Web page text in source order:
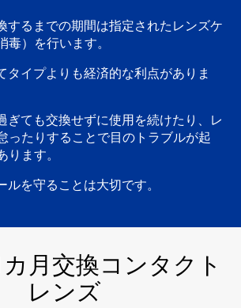
するまでの期間は指定されたレンズケ
毒）を行います。
タイプよりも経済的な利点がありま
ぎても交換せずに使用を続けたり、レ
ったりすることで目のトラブルが起
ります。
ルを守ることは大切です。
月交換コンタクト
レンズ